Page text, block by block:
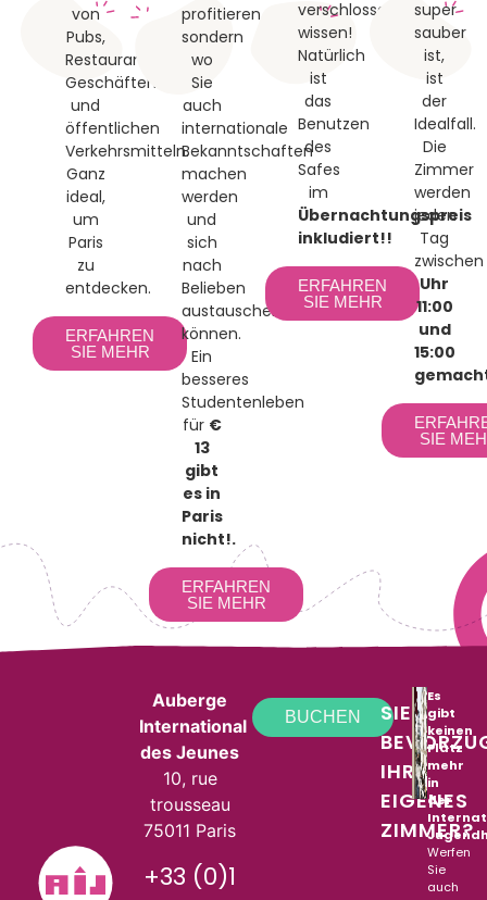
von
Pubs,
Restaurants,
Geschäften
und
öffentlichen
Verkehrsmitteln.
Ganz
ideal,
um
Paris
zu
entdecken.
ERFAHREN
SIE MEHR
profitieren,
sondern
wo
Sie
auch
internationale
Bekanntschaften
machen
werden
und
sich
nach
Belieben
austauschen
können.
Ein
besseres
Studentenleben
für €
13
gibt
es in
Paris
nicht!.
ERFAHREN
SIE MEHR
verschlossen
wissen!
Natürlich
ist
das
Benutzen
des
Safes
im
Übernachtungspreis
inkludiert!!
ERFAHREN
SIE MEHR
super
sauber
ist,
ist
der
Idealfall.
Die
Zimmer
werden
jeden
Tag
zwischen
Uhr
11:00
und
15:00
SIE
Auberge
International
des Jeunes
10, rue
trousseau
75011 Paris
+33 (0)1
BUCHEN
SIE
IHR
EIGENES
ZIMMER?
Es
gibt
keinen
Platz
mehr
in
der
Werfen
Sie
auch